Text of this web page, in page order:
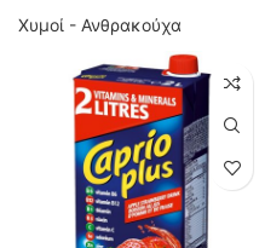
Χυμοί - Ανθρακούχα